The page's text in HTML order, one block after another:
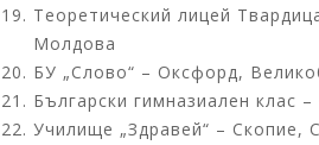
Теоретический лицей
Молдова
БУ „Слово“ – Оксфорд,
Български гимназиален клас
Училище „Здравей“ – Скопие,